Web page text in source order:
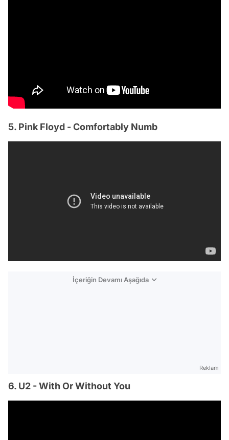
5. Pink Floyd - Comfortably Numb
İçeriğin Devamı Aşağıda
Reklam
6. U2 - With Or Without You